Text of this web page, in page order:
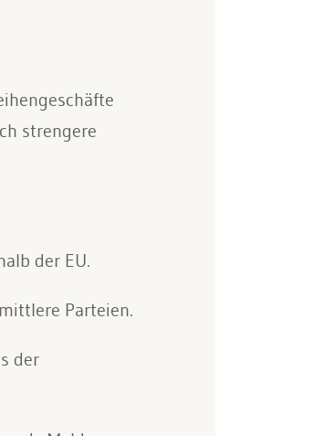
strengere
der EU.
Parteien.
der